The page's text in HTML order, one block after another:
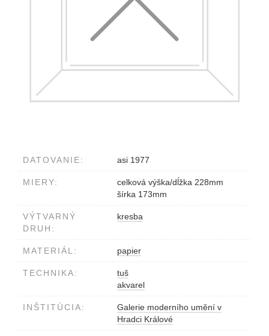
DATOVANIE: asi 1977
MIERY:
celková výška/dĺžka 228mm
šírka 173mm
VÝTVARNÝ
DRUH:
kresba
MATERIÁL: papier
TECHNIKA:
tuš
akvarel
INŠTITÚCIA:
Galerie moderního umění v
Hradci Králové